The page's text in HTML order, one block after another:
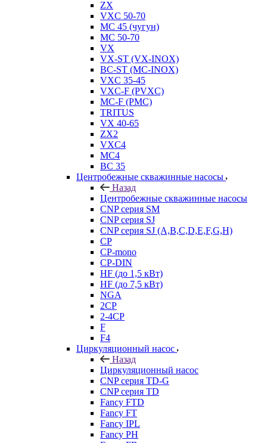
ZX
VXC 50-70
MC 45 (чугун)
MC 50-70
VX
VX-ST (VX-INOX)
BC-ST (MC-INOX)
VXC 35-45
VXC-F (PVXC)
MC-F (PMC)
TRITUS
VX 40-65
ZX2
VXC4
MC4
BC 35
Центробежные скважинные насосы
Назад
Центробежные скважинные насосы
CNP серия SM
CNP серия SJ
CNP серия SJ (A,B,C,D,E,F,G,H)
CP
CP-mono
CP-DIN
HF (до 1,5 кВт)
HF (до 7,5 кВт)
NGA
2CP
2-4CP
F
F4
Циркуляционный насос
Назад
Циркуляционный насос
CNP серия TD-G
CNP серия TD
Fancy FTD
Fancy FT
Fancy IPL
Fancy PH